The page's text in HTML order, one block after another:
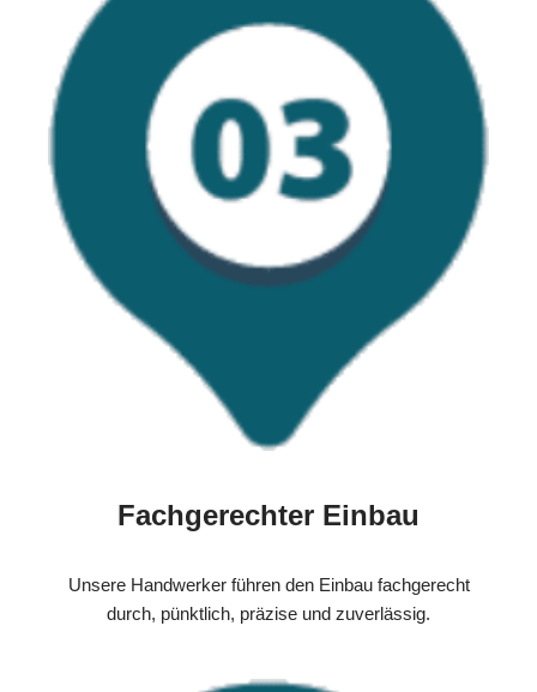
Fachgerechter Einbau
Unsere Handwerker führen den Einbau fachgerecht
durch, pünktlich, präzise und zuverlässig.